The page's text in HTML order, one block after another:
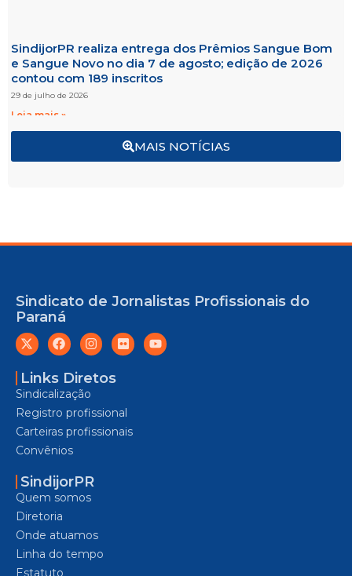
MAIS NOTÍCIAS
SindijorPR realiza entrega dos Prêmios Sangue Bom
e Sangue Novo no dia 7 de agosto; edição de 2026
contou com 189 inscritos
29 de julho de 2026
Leia mais »
Sindicato de Jornalistas Profissionais do
Paraná
Links Diretos
Sindicalização
Registro profissional
Carteiras profissionais
Convênios
SindijorPR
Quem somos
Diretoria
Onde atuamos
Linha do tempo
Estatuto